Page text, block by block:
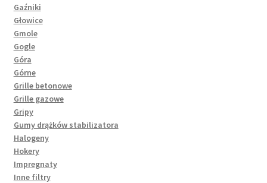
Gaźniki
Głowice
Gmole
Gogle
Góra
Górne
Grille betonowe
Grille gazowe
Gripy
Gumy drążków stabilizatora
Halogeny
Hokery
Impregnaty
Inne filtry